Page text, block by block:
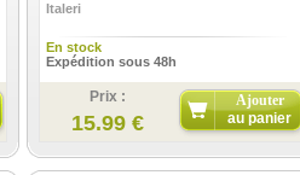
Italeri
En stock
Expédition sous 48h
Prix :
15.99 €
Ajouter
au panier